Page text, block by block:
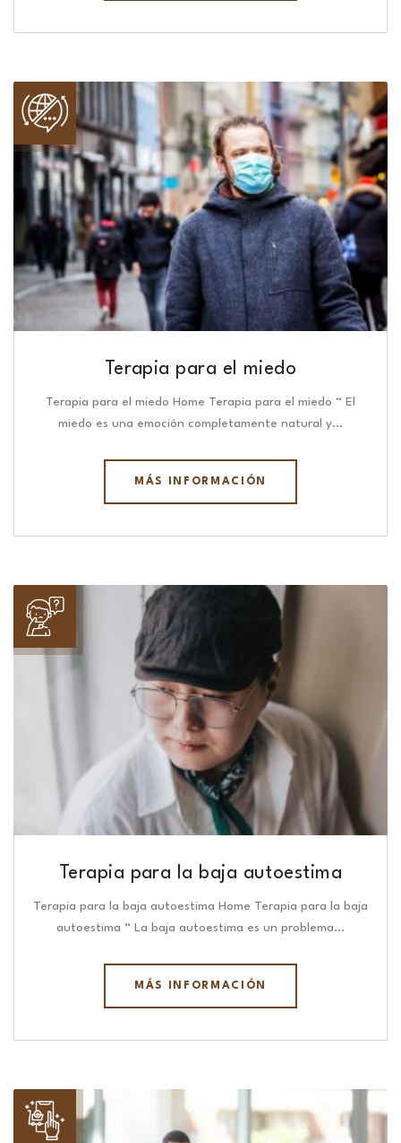
Terapia para el miedo
Terapia para el miedo Home Terapia para el miedo “ El
miedo es una emoción completamente natural y…
MÁS INFORMACIÓN
Terapia para la baja autoestima
Terapia para la baja autoestima Home Terapia para la baja
autoestima “ La baja autoestima es un problema…
MÁS INFORMACIÓN